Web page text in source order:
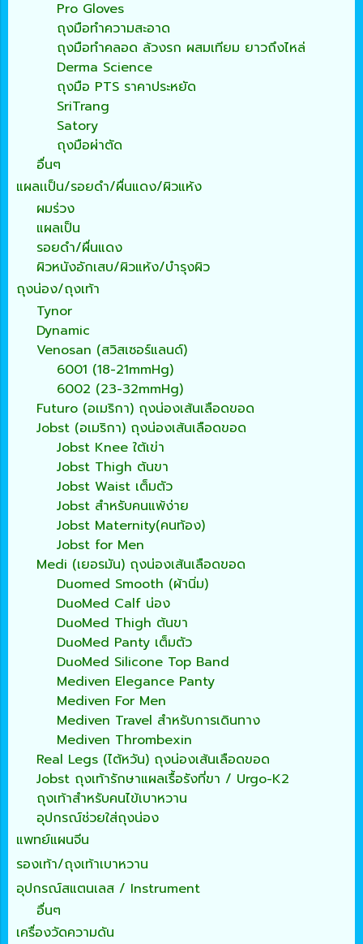
Pro Gloves
ถุงมือทำความสะอาด
ถุงมือทำคลอด ล้วงรก ผสมเทียม ยาวถึงไหล่
Derma Science
ถุงมือ PTS ราคาประหยัด
SriTrang
Satory
ถุงมือผ่าตัด
อื่นๆ
แผลเเป็น/รอยดำ/ผื่นแดง/ผิวแห้ง
ผมร่วง
แผลเป็น
รอยดำ/ผื่นแดง
ผิวหนังอักเสบ/ผิวแห้ง/บำรุงผิว
ถุงน่อง/ถุงเท้า
Tynor
Dynamic
Venosan (สวิสเซอร์แลนด์)
6001 (18-21mmHg)
6002 (23-32mmHg)
Futuro (อเมริกา) ถุงน่องเส้นเลือดขอด
Jobst (อเมริกา) ถุงน่องเส้นเลือดขอด
Jobst Knee ใต้เข่า
Jobst Thigh ต้นขา
Jobst Waist เต็มตัว
Jobst สำหรับคนแพ้ง่าย
Jobst Maternity(คนท้อง)
Jobst for Men
Medi (เยอรมัน) ถุงน่องเส้นเลือดขอด
Duomed Smooth (ผ้านิ่ม)
DuoMed Calf น่อง
DuoMed Thigh ต้นขา
DuoMed Panty เต็มตัว
DuoMed Silicone Top Band
Mediven Elegance Panty
Mediven For Men
Mediven Travel สำหรับการเดินทาง
Mediven Thrombexin
Real Legs (ไต้หวัน) ถุงน่องเส้นเลือดขอด
Jobst ถุงเท้ารักษาแผลเรื้อรังที่ขา / Urgo-K2
ถุงเท้าสำหรับคนไข้เบาหวาน
อุปกรณ์ช่วยใส่ถุงน่อง
แพทย์แผนจีน
รองเท้า/ถุงเท้าเบาหวาน
อุปกรณ์สแตนเลส / Instrument
อื่นๆ
เครื่องวัดความดัน